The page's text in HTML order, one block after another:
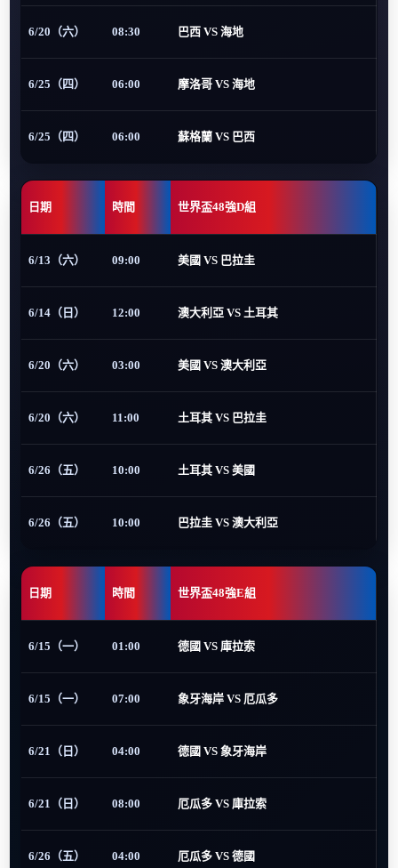
6/20（六） 08:30 巴西 VS 海地
6/25（四） 06:00 摩洛哥 VS 海地
6/25（四） 06:00 蘇格蘭 VS 巴西
日期 時間 世界盃48強D組
6/13（六） 09:00 美國 VS 巴拉圭
6/14（日） 12:00 澳大利亞 VS 土耳其
6/20（六） 03:00 美國 VS 澳大利亞
6/20（六） 11:00 土耳其 VS 巴拉圭
6/26（五） 10:00 土耳其 VS 美國
6/26（五） 10:00 巴拉圭 VS 澳大利亞
日期 時間 世界盃48強E組
6/15（一） 01:00 德國 VS 庫拉索
6/15（一） 07:00 象牙海岸 VS 厄瓜多
6/21（日） 04:00 德國 VS 象牙海岸
6/21（日） 08:00 厄瓜多 VS 庫拉索
6/26（五） 04:00 厄瓜多 VS 德國